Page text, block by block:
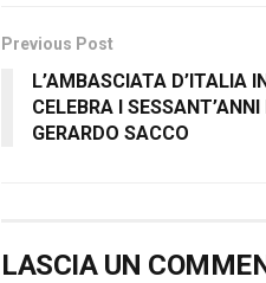
Previous Post
L’AMBASCIATA D’ITALIA
CELEBRA I
GERARDO SACCO
LASCIA UN